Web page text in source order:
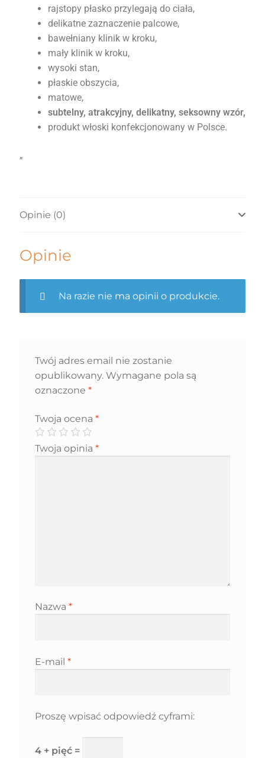
rajstopy płasko przylegają do ciała,
delikatne zaznaczenie palcowe,
bawełniany klinik w kroku,
mały klinik w kroku,
wysoki stan,
płaskie obszycia,
matowe,
subtelny, atrakcyjny, delikatny, seksowny wzór,
produkt włoski konfekcjonowany w Polsce.
„
Opinie (0)
Opinie
Na razie nie ma opinii o produkcie.
Twój adres email nie zostanie
opublikowany. Wymagane pola są
oznaczone *
Twoja ocena *
Twoja opinia *
Nazwa *
E-mail *
Proszę wpisać odpowiedź cyframi:
4 + pięć =